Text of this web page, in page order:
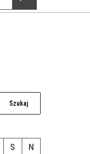
Szukaj
S
N